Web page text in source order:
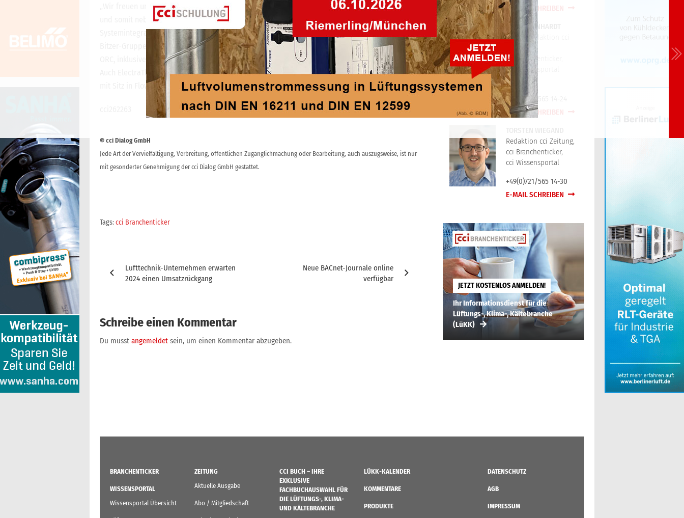
„Wir freuen uns, dass wir mit BPower ein neues Mitglied in der Bitzer-Gruppe begrüßen dürfen
und somit neben der Herstellung von Komponenten und ORC-Anlagen auch die
Systemintegration anbieten können“, sagt Christian Wehrle, CEO und Vorstandsvorsitzender der
Bitzer-Gruppe. „Mit BPower erhalten Endanwender den notwendigen Komplettservice rund um
ORC, inklusive Planung, Projektierung, Installation und Kundendienst.“
Auch ElectraTherm Inc., ein Hersteller von ORC-Anlagen zur Niedertemperatur-Abwärmenutzung
mit Sitz in Flowery Branch/USA, gehört schon zur Bitzer-Gruppe.
© cci Dialog GmbH
Jede Art der Vervielfältigung, Verbreitung, öffentlichen Zugänglichmachung oder Bearbeitung, auch auszugsweise, ist nur
mit gesonderter Genehmigung der cci Dialog GmbH gestattet.
Tags:cci Branchenticker
Lufttechnik-Unternehmen erwarten
2024 einen Umsatzrückgang
Neue BACnet-Journale online
verfügbar
Schreibe einen Kommentar
Du musst angemeldet sein, um einen Kommentar abzugeben.
E-MAIL SCHREIBEN
PETER REINHARDT
Technikredaktion cci
Zeitung,
cci Branchenticker,
cci Wissensportal
+49(0)721/565 14-24
E-MAIL SCHREIBEN
Redaktion cci Zeitung,
cci Branchenticker,
cci Wissensportal
+49(0)721/565 14-30
E-MAIL SCHREIBEN
JETZT KOSTENLOS ANMELDEN!
Ihr Informationsdienst für die
Lüftungs-, Klima-, Kältebranche
(LüKK)
BRANCHENTICKER
WISSENSPORTAL
Wissensportal Übersicht
ZEITUNG
Aktuelle Ausgabe
Abo / Mitgliedschaft
CCI BUCH – IHRE
EXKLUSIVE
FACHBUCHAUSWAHL FÜR
DIE LÜFTUNGS-, KLIMA-
UND KÄLTEBRANCHE
LÜKK-KALENDER
KOMMENTARE
PRODUKTE
DATENSCHUTZ
AGB
IMPRESSUM